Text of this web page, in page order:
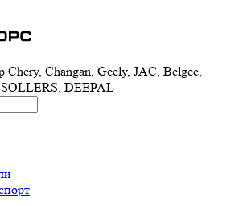
Changan, Geely, JAC, Belgee,
DEEPAL